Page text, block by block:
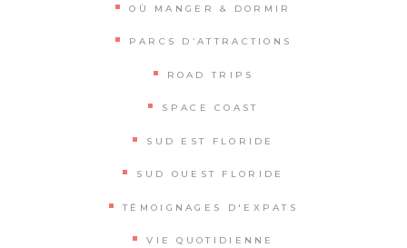
OÙ MANGER & DORMIR
PARCS D’ATTRACTIONS
ROAD TRIPS
SPACE COAST
SUD EST FLORIDE
SUD OUEST FLORIDE
TÉMOIGNAGES D'EXPATS
VIE QUOTIDIENNE